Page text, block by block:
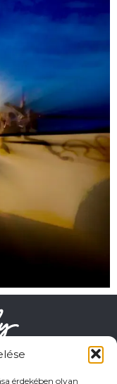
érdekében olyan